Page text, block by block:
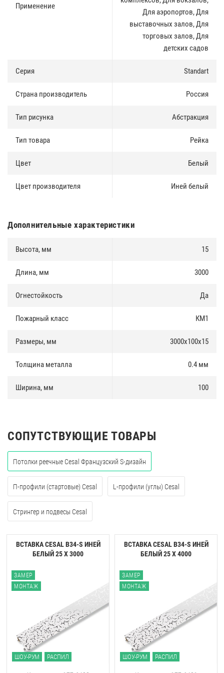
детских учреждений и больниц, жилых помещений и офисов,
торговых и выставочных залов и павильонов, аэропортов и
вокзалов, спортивных комплексов и т.д.
гипсокартона или дерева, металлические потолки CESAL
горение, не деформируется при пожаре).
Экологичность
процессе эксплуатации не выделяют вредных веществ, и в то же
натяжных, металлические потолки не впитывают и не
Гарантия 25 лет:
элементы конструкции имеют правильную геометрию и не
гипсокартона, что подтверждено регулярными испытаниями.
демонтаж и монтаж элементов в любой части потолка.
Применение
Для аэропортов, Для
выставочных залов, Для
торговых залов, Для
детских садов
Серия Standart
Страна производитель Россия
Тип рисунка Абстракция
Тип товара Рейка
Цвет Белый
Цвет производителя Иней белый
Дополнительные характеристики
Высота, мм 15
Длина, мм 3000
Огнестойкость Да
Пожарный класс КМ1
Размеры, мм 3000х100х15
Толщина металла 0.4 мм
Ширина, мм 100
СОПУТСТВУЮЩИЕ ТОВАРЫ
Потолки реечные Cesal Французский S-дизайн
П-профили (стартовые) Cesal L-профили (углы) Cesal
Стрингер и подвесы Cesal
ВСТАВКА CESAL B34-S ИНЕЙ
БЕЛЫЙ 25 Х 3000
ЗАМЕР
МОНТАЖ
ШОУ-РУМ РАСПИЛ
ВСТАВКА CESAL B34-S ИНЕЙ
БЕЛЫЙ 25 Х 4000
ЗАМЕР
МОНТАЖ
ШОУ-РУМ РАСПИЛ